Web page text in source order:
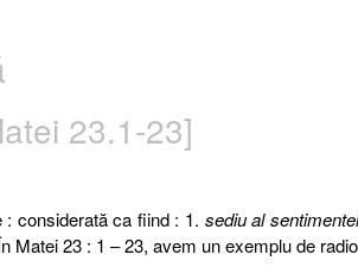
23.1-23]
: considerată ca fiind : 1. sediu al
Matei 23 : 1 – 23, avem un exemplu de